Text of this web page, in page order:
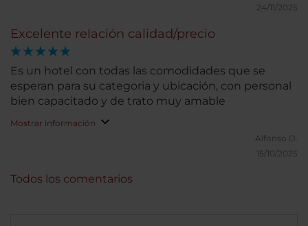
24/11/2025
Excelente relación calidad/precio
Es un hotel con todas las comodidades que se
esperan para su categoria y ubicación, con personal
bien capacitado y de trato muy amable
Mostrar información
Alfonso D.
15/10/2025
Todos los comentarios